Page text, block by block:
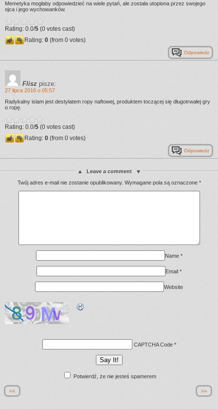
Memetyka mogłaby odpowiedzieć na wiele pytań, ale została utopiona przez swojego
ojca i jego wychowanków.
Rating: 0.0/5 (0 votes cast)
Rating: 0 (from 0 votes)
Odpowiedz
Flisz pisze:
27 lipca 2016 o 05:57
Radykalny islam jest destylatem ropy naftowej, produktem toczącej się długotrwałej gry
o ropę.
Rating: 0.0/5 (0 votes cast)
Rating: 0 (from 0 votes)
Odpowiedz
Leave a comment
Twój adres e-mail nie zostanie opublikowany. Wymagane pola są oznaczone *
Name *
Email *
Website
CAPTCHA Code*
Potwierdź, że nie jesteś spamerem
<< >>